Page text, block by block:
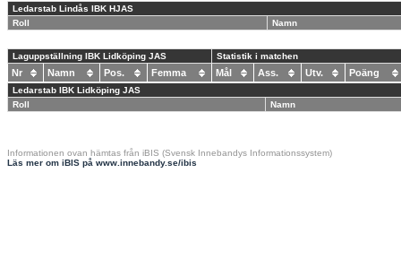
Ledarstab Lindås IBK HJAS
Roll
Namn
Laguppställning IBK Lidköping JAS Statistik i matchen
Nr Namn Pos. Femma Mål Ass. Utv. Poäng
Ledarstab IBK Lidköping JAS
Roll
Namn
Informationen ovan hämtas från iBIS (Svensk Innebandys Informationssystem)
Läs mer om iBIS på www.innebandy.se/ibis